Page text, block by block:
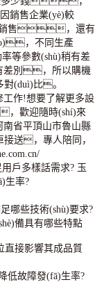
銷售企業(yè)較
售，還有
，不同生產
等參數(shù)稍有差
差別，所以購機
(duì)比。
作!想要了解更多設
，歡迎隨時(shí)來
省平頂山市魯山縣
接送，專人陪同，
戶多樣話需求? 玉
生率?
哪些技術(shù)要求?
備具有哪些特點
直接影響其成品質
低故障發(fā)生率?